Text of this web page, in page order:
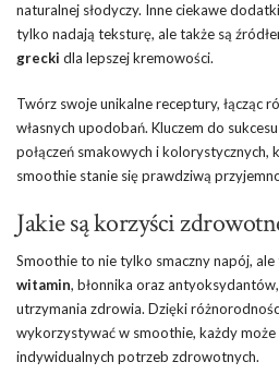
naturalnej słodyczy. Inne ciekawe
tylko nadają teksturę, ale także są
grecki dla lepszej kremowości.
Twórz swoje unikalne receptury, łącząc
własnych upodobań. Kluczem do
połączeń smakowych i kolorystycznych,
smoothie stanie się prawdziwą
Jakie są korzyści
Smoothie to nie tylko smaczny napój, ale
witamin, błonnika oraz
utrzymania zdrowia. Dzięki
wykorzystywać w smoothie, każdy
indywidualnych potrzeb zdrowotnych.